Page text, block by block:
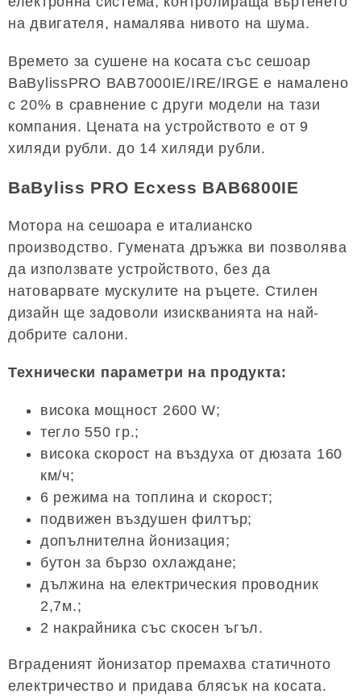
на двигателя, намалява нивото на шума.
Времето за сушене на косата със сешоар
BaBylissPRO BAB7000IE/IRE/IRGE е намалено
с 20% в сравнение с други модели на тази
компания. Цената на устройството е от 9
хиляди рубли. до 14 хиляди рубли.
BaByliss PRO Ecxess BAB6800IE
Мотора на сешоара е италианско
производство. Гумената дръжка ви позволява
да използвате устройството, без да
натоварвате мускулите на ръцете. Стилен
дизайн ще задоволи изискванията на най-
добрите салони.
Технически параметри на продукта:
висока мощност 2600 W;
тегло 550 гр.;
висока скорост на въздуха от дюзата 160
км/ч;
6 режима на топлина и скорост;
подвижен въздушен филтър;
допълнителна йонизация;
бутон за бързо охлаждане;
дължина на електрическия проводник
2,7м.;
2 накрайника със скосен ъгъл.
Вграденият йонизатор премахва статичното
електричество и придава блясък на косата.